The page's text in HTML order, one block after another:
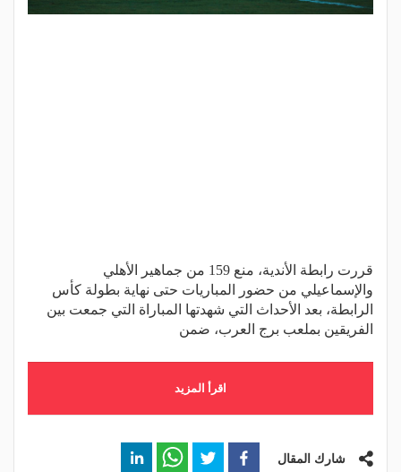
قررت رابطة الأندية، منع 159 من جماهير الأهلي
والإسماعيلي من حضور المباريات حتى نهاية بطولة كأس
الرابطة، بعد الأحداث التي شهدتها المباراة التي جمعت بين
الفريقين بملعب برج العرب، ضمن
اقرأ المزيد
شارك المقال